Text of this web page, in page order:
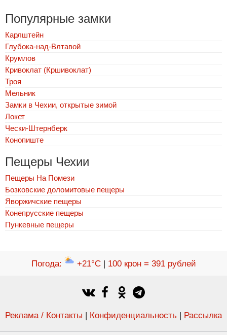
Популярные замки
Карлштейн
Глубока-над-Влтавой
Крумлов
Кривоклат (Кршивоклат)
Троя
Мельник
Замки в Чехии, открытые зимой
Локет
Чески-Штернберк
Конопиште
Пещеры Чехии
Пещеры На Помези
Бозковские доломитовые пещеры
Яворжичские пещеры
Конепрусские пещеры
Пункевныe пещеры
Погода: +21°C| 100 крон = 391 рублей
Реклама / Контакты | Конфиденциальность | Рассылка